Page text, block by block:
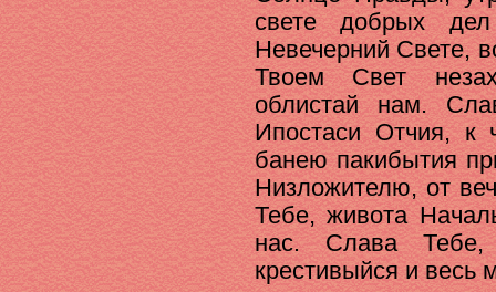
свете добрых
Невечерний Свете,
Твоем Свет
облистай нам.
Ипостаси Отчия, к
банею пакибытия
Низложителю, от
Тебе, живота
нас. Слава
крестивыйся и весь